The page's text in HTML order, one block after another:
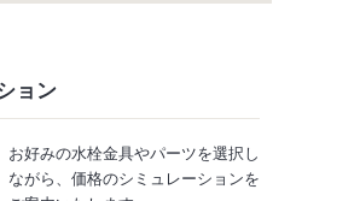
ョン
お好みの水栓金具やパーツを選択し
ながら、 価格のシミュレーションを